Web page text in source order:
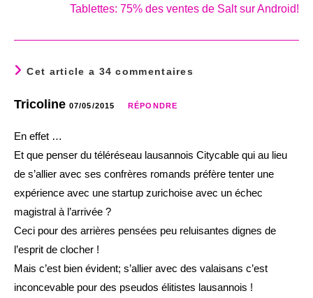
Tablettes: 75% des ventes de Salt sur Android!
Cet article a 34 commentaires
Tricoline 07/05/2015 RÉPONDRE
En effet …
Et que penser du téléréseau lausannois Citycable qui au lieu
de s’allier avec ses confrères romands préfère tenter une
expérience avec une startup zurichoise avec un échec
magistral à l’arrivée ?
Ceci pour des arrières pensées peu reluisantes dignes de
l’esprit de clocher !
Mais c’est bien évident; s’allier avec des valaisans c’est
inconcevable pour des pseudos élitistes lausannois !